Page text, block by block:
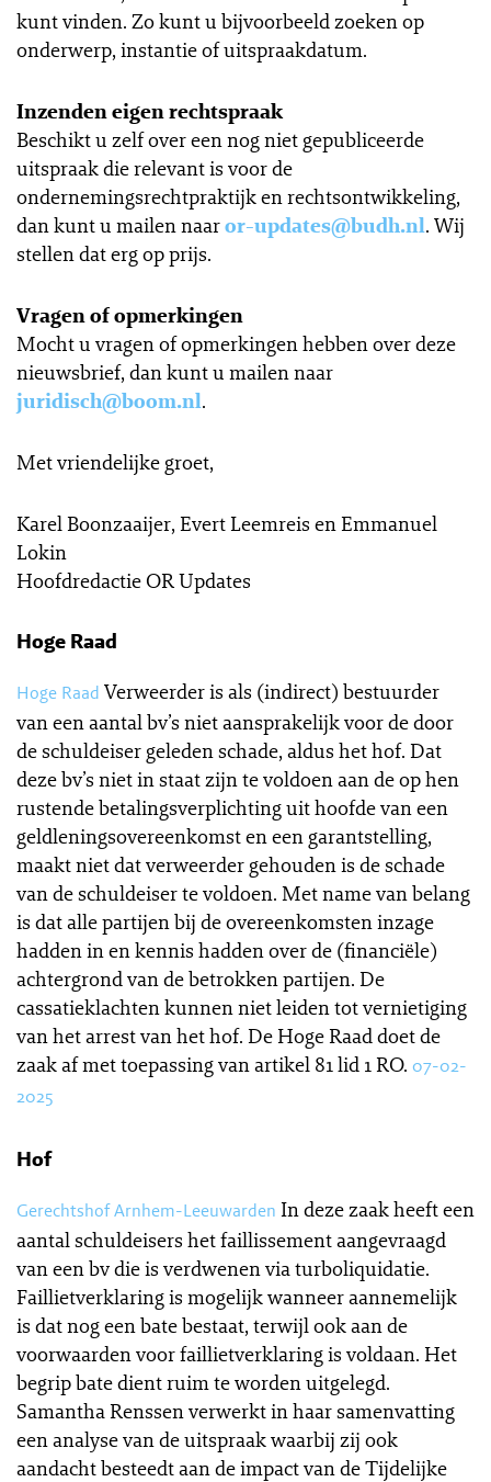
kunt vinden. Zo kunt u bijvoorbeeld zoeken op
onderwerp, instantie of uitspraakdatum.
Inzenden eigen rechtspraak
Beschikt u zelf over een nog niet gepubliceerde
uitspraak die relevant is voor de
ondernemingsrechtpraktijk en rechtsontwikkeling,
dan kunt u mailen naaror-updates@budh.nl. Wij
stellen dat erg op prijs.
Vragen of opmerkingen
Mocht u vragen of opmerkingen hebben over deze
nieuwsbrief, dan kunt u mailen naar
juridisch@boom.nl.
Met vriendelijke groet,
Karel Boonzaaijer, Evert Leemreis en Emmanuel
Lokin
Hoofdredactie OR Updates
Hoge Raad
Hoge Raad Verweerder is als (indirect) bestuurder
van een aantal bv’s niet aansprakelijk voor de door
de schuldeiser geleden schade, aldus het hof. Dat
deze bv’s niet in staat zijn te voldoen aan de op hen
rustende betalingsverplichting uit hoofde van een
geldleningsovereenkomst en een garantstelling,
maakt niet dat verweerder gehouden is de schade
van de schuldeiser te voldoen. Met name van belang
is dat alle partijen bij de overeenkomsten inzage
hadden in en kennis hadden over de (financiële)
achtergrond van de betrokken partijen. De
cassatieklachten kunnen niet leiden tot vernietiging
van het arrest van het hof. De Hoge Raad doet de
zaak af met toepassing van artikel 81 lid 1 RO. 07-02-
2025
Hof
Gerechtshof Arnhem-Leeuwarden In deze zaak heeft een
aantal schuldeisers het faillissement aangevraagd
van een bv die is verdwenen via turboliquidatie.
Faillietverklaring is mogelijk wanneer aannemelijk
is dat nog een bate bestaat, terwijl ook aan de
voorwaarden voor faillietverklaring is voldaan. Het
begrip bate dient ruim te worden uitgelegd.
Samantha Renssen verwerkt in haar samenvatting
een analyse van de uitspraak waarbij zij ook
aandacht besteedt aan de impact van de Tijdelijke